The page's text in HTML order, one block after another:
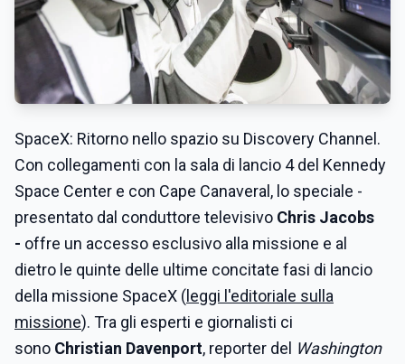
SpaceX: Ritorno nello spazio su Discovery Channel.
Con collegamenti con la sala di lancio 4 del Kennedy
Space Center e con Cape Canaveral, lo speciale -
presentato dal conduttore televisivo Chris Jacobs
- offre un accesso esclusivo alla missione e al
dietro le quinte delle ultime concitate fasi di lancio
della missione SpaceX ( leggi l'editoriale sulla
missione). Tra gli esperti e giornalisti ci
sono Christian Davenport, reporter del Washington